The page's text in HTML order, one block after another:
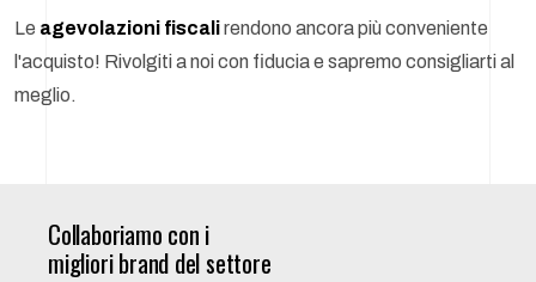
Le agevolazioni fiscalirendono ancora più conveniente
l'acquisto! Rivolgiti a noi con fiducia e sapremo consigliarti al
meglio.
Collaboriamo con i
migliori brand del settore